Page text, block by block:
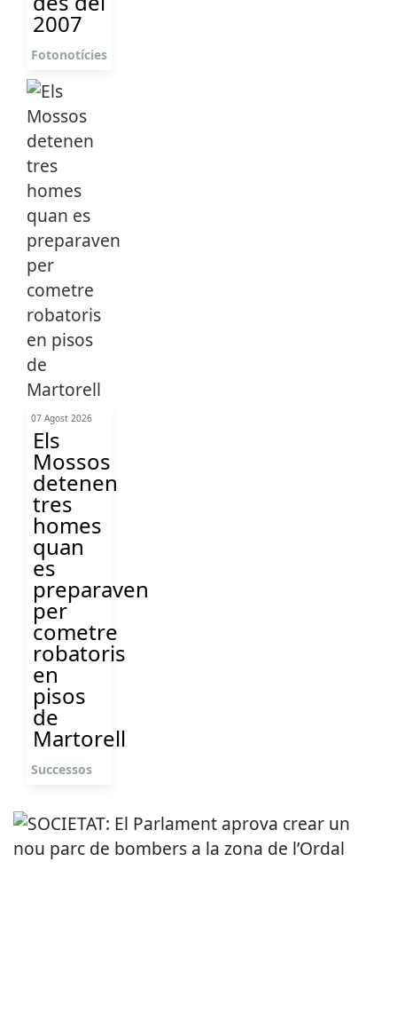
2007
Fotonotícies
07 Agost 2026
Els
Mossos
detenen
tres
homes
quan
es
preparaven
per
cometre
robatoris
en
pisos
de
Martorell
Successos